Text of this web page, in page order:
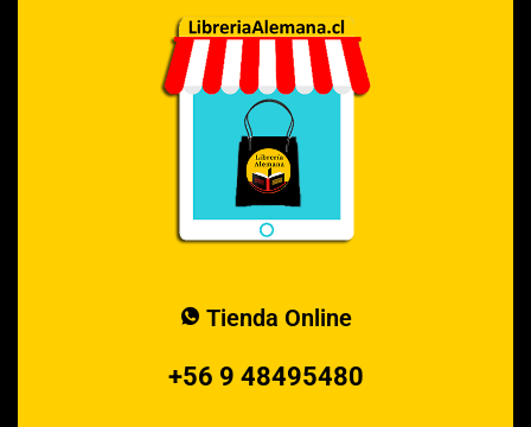
Tienda Online
+56 9 48495480